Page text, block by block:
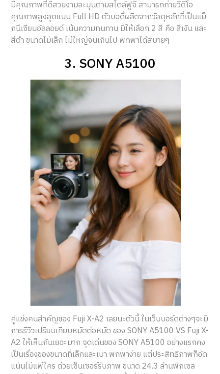
มีคุณภาพที่ดีสวยงามละมุนตามสไตล์ฟูจิ สามารถถ่ายวิดิโอ
คุณภาพสูงสุดแบบ Full HD ตัวบอดี้ผลิตจากวัสดุหลักที่เป็นแม็
กนีเซียมอัลลอยด์ เน้นความทนทาน มีให้เลือก 2 สี คือ สีเงิน และ
สีดำ ขนาดไม่เล็ก ไม่ใหญ่จนเกินไป พกพาได้สบายๆ
3. SONY A5100
คู่แข่งคนสำคัญของ Fuji X-A2 เลยนะตัวนี้ ในเว็บบอร์ดต่างๆจะมี
การรีวิวเปรียบเทียบหมัดต่อหมัด ของ SONY A5100 VS Fuji X-
A2 ให้เห็นกันเยอะมาก จุดเด่นของ SONY A5100 อย่างแรกคง
เป็นเรื่องของขนาดที่เล็กและเบา พกพาง่าย แต่ประสิทธิภาพก็อัด
แน่นไม่แพ้ใคร ด้วยเซ็นเซอร์รับภาพ ขนาด 24.3 ล้านพิกเซล